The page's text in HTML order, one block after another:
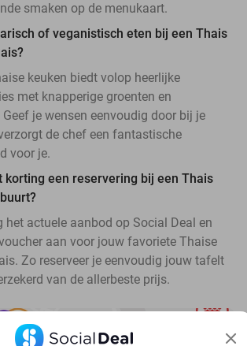
smaken op de menukaart.
of veganistisch eten bij een Thais
keuken biedt volop heerlijke
met knapperige groenten en
je wensen eenvoudig door bij je
de chef een fantastische
voor je.
korting een reservering bij een Thais
het actuele aanbod op Social Deal en
aan voor jouw favoriete Thaise
Zo reserveer je eenvoudig jouw tafelt
van de allerbeste prijs.